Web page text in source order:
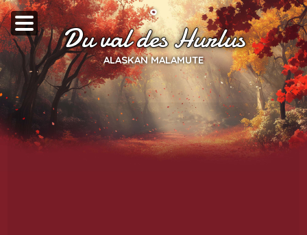
Du val des Hurlus
ALASKAN MALAMUTE